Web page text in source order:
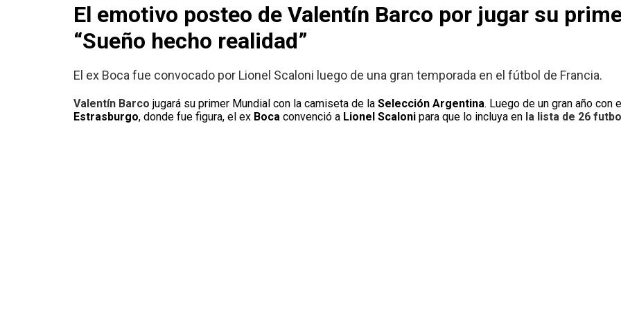
El emotivo posteo de Valentín Barco por jugar su
“Sueño hecho realidad”
El ex Boca fue convocado por Lionel Scaloni luego de una gran temporada en el fútbol de Francia.
Valentín Barco jugará su primer Mundial con la camiseta de la Selección Argentina. Luego de un gran año con
Estrasburgo, donde fue figura, el ex Boca convenció a Lionel Scalonipara que lo incluya en la lista de 26